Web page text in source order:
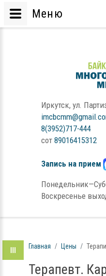
Иркутск, ул.
8(3952)717-444
сот 89016415312
Запись на прием
Воскресенье
Главная Цены
Терапевт.
Меню